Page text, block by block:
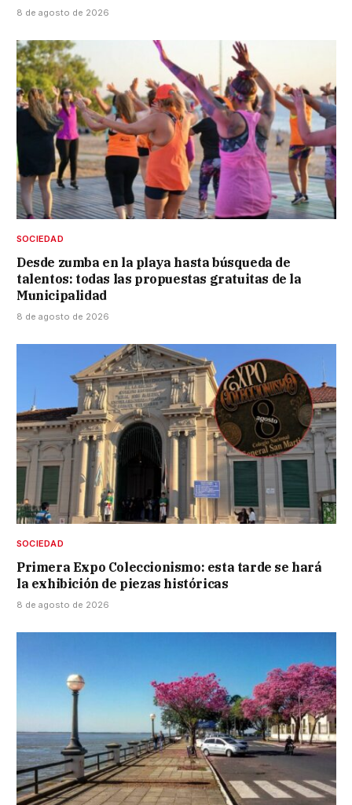
8 de agosto de 2026
SOCIEDAD
Desde zumba en la playa hasta búsqueda de
talentos: todas las propuestas gratuitas de la
Municipalidad
8 de agosto de 2026
SOCIEDAD
Primera Expo Coleccionismo: esta tarde se hará
la exhibición de piezas históricas
8 de agosto de 2026